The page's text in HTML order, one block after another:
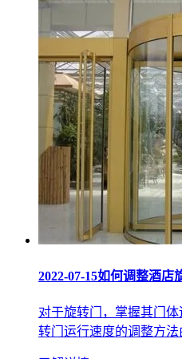
2022-07-15如何调整酒店
对于旋转门，掌握其门
转门运行速度的调整方